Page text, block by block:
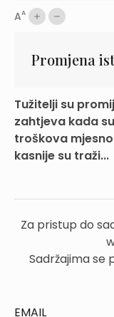
AA
Promjena
Tužitelji su
zahtjeva kada
troškova
kasnije su traži...
Za pristup do
Sadržajima se
EMAIL